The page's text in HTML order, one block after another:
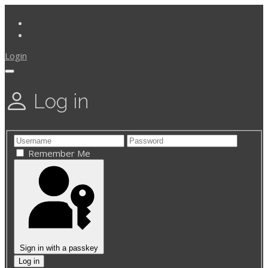
Login
Log in
Remember Me
Sign in with a passkey